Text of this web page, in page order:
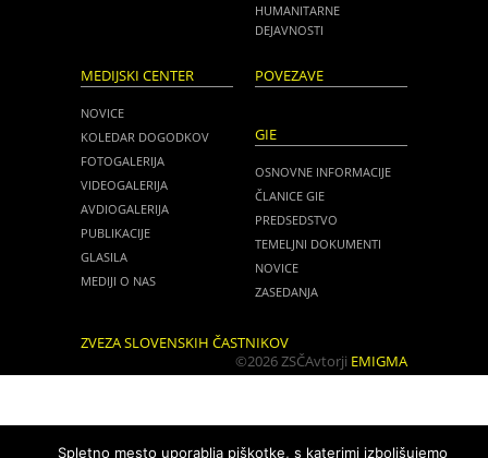
HUMANITARNE
DEJAVNOSTI
MEDIJSKI CENTER
NOVICE
KOLEDAR DOGODKOV
FOTOGALERIJA
VIDEOGALERIJA
AVDIOGALERIJA
PUBLIKACIJE
GLASILA
MEDIJI O NAS
POVEZAVE
GIE
OSNOVNE INFORMACIJE
ČLANICE GIE
PREDSEDSTVO
TEMELJNI DOKUMENTI
NOVICE
ZASEDANJA
ZVEZA SLOVENSKIH ČASTNIKOV
©2026 ZSČAvtorji EMIGMA
Spletno mesto uporablja piškotke, s katerimi izboljšujemo